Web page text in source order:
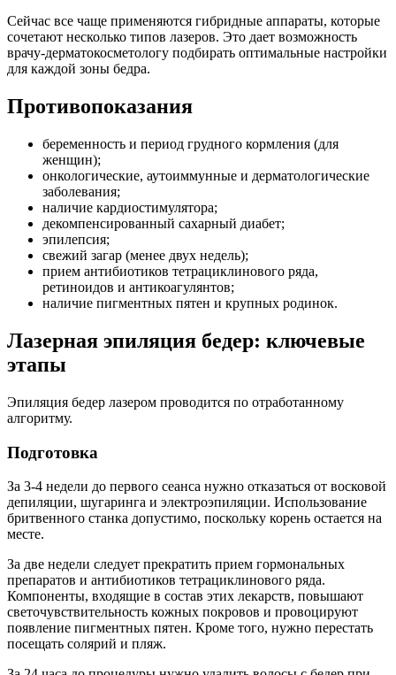
Сейчас все чаще применяются гибридные аппараты, которые
сочетают несколько типов лазеров. Это дает возможность
врачу-дерматокосметологу подбирать оптимальные настройки
для каждой зоны бедра.
Противопоказания
беременность и период грудного кормления (для
женщин);
онкологические, аутоиммунные и дерматологические
заболевания;
наличие кардиостимулятора;
декомпенсированный сахарный диабет;
эпилепсия;
свежий загар (менее двух недель);
прием антибиотиков тетрациклинового ряда,
ретиноидов и антикоагулянтов;
наличие пигментных пятен и крупных родинок.
Лазерная эпиляция бедер: ключевые
этапы
Эпиляция бедер лазером проводится по отработанному
алгоритму.
Подготовка
За 3-4 недели до первого сеанса нужно отказаться от восковой
депиляции, шугаринга и электроэпиляции. Использование
бритвенного станка допустимо, поскольку корень остается на
месте.
За две недели следует прекратить прием гормональных
препаратов и антибиотиков тетрациклинового ряда.
Компоненты, входящие в состав этих лекарств, повышают
светочувствительность кожных покровов и провоцируют
появление пигментных пятен. Кроме того, нужно перестать
посещать солярий и пляж.